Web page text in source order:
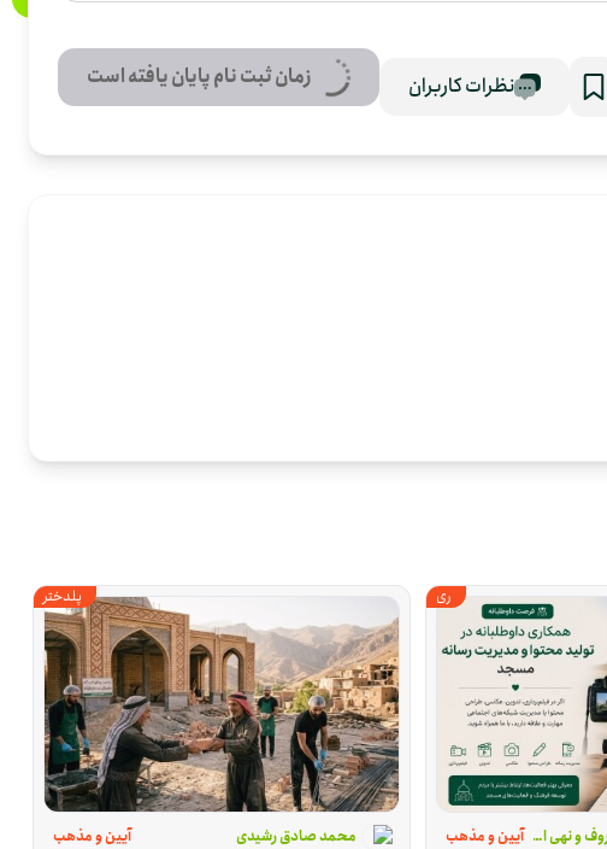
نظرات کاربران زمان ثبت نام پایان یافته است
ری
و نهی از منکر شهرستان پردیس
آیین و مذهب
پلدختر
محمد صادق رشیدی آیین و مذهب